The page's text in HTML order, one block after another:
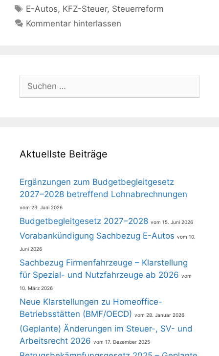
Schlagwörter
E-Autos, KFZ-Steuer, Steuerreform
Kommentar hinterlassen
nach:
Aktuellste Beiträge
Ergänzungen zum Budgetbegleitgesetz
2027–2028 betreffend Lohnabrechnungen
23. Juni 2026
Budgetbegleitgesetz 2027–2028 15. Juni 2026
Vorabankündigung Sachbezug E-Autos 10.
Juni 2026
Sachbezug Firmenfahrzeuge – Klarstellung
für Spezial- und Nutzfahrzeuge ab 2026
10. März 2026
Neue Klarstellungen zu Homeoffice-
Betriebsstätten (BMF/OECD)
28. Januar 2026
(Geplante) Änderungen im Steuer-, SV- und
Arbeitsrecht 2026
17. Dezember 2025